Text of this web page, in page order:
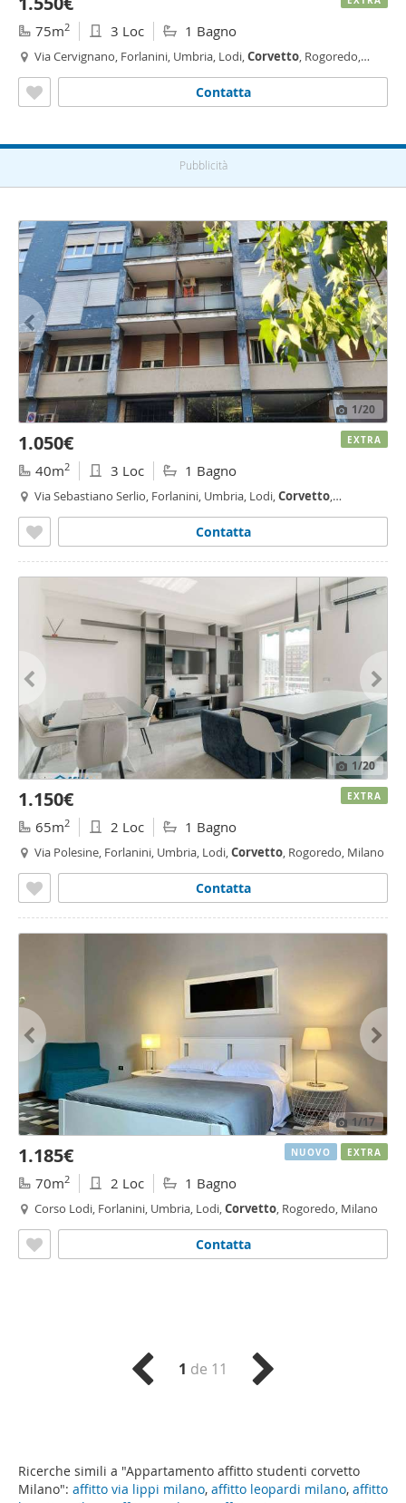
Ricerche simili a "Appartamento affitto studenti corvetto
Milano": affitto via lippi milano, affitto leopardi milano, affitto
75m2 3 Loc 1 Bagno
Via Cervignano, Forlanini, Umbria, Lodi,Corvetto, Rogoredo,
Contatta
Pubblicità
1/20
1.050€
40m2 3 Loc 1 Bagno
Via Sebastiano Serlio, Forlanini, Umbria, Lodi,Corvetto,
Contatta
EXTRA
1/20
1.150€
65m2 2 Loc 1 Bagno
Via Polesine, Forlanini, Umbria, Lodi,Corvetto, Rogoredo, Milano
Contatta
EXTRA
1/17
1.185€
70m2 2 Loc 1 Bagno
Corso Lodi, Forlanini, Umbria, Lodi,Corvetto, Rogoredo, Milano
Contatta
NUOVO EXTRA
1 de 11